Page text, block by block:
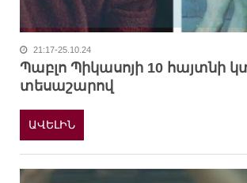
21:17-25.10.24
Պաբլո Պիկասոյի 10 հայտնի
տեսաշարով
ԱՎԵԼԻՆ